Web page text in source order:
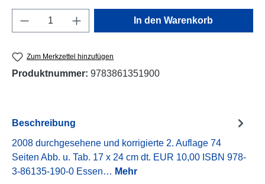
Produkt Anzahl: Gib den gewünschten
In den Warenkorb
Zum Merkzettel hinzufügen
Produktnummer: 9783861351900
Beschreibung
2008 durchgesehene und korrigierte 2. Auflage 74
Seiten Abb. u. Tab. 17 x 24 cm dt. EUR 10,00 ISBN 978-
3-86135-190-0 Essen… Mehr